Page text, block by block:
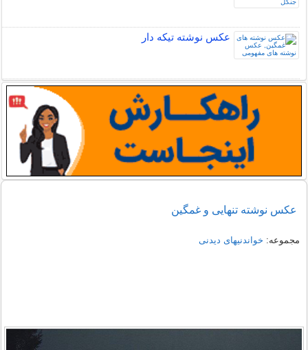
عکس نوشته تیکه دار
عکس نوشته تنهایی و غمگین
مجموعه: خواندنیهای دیدنی